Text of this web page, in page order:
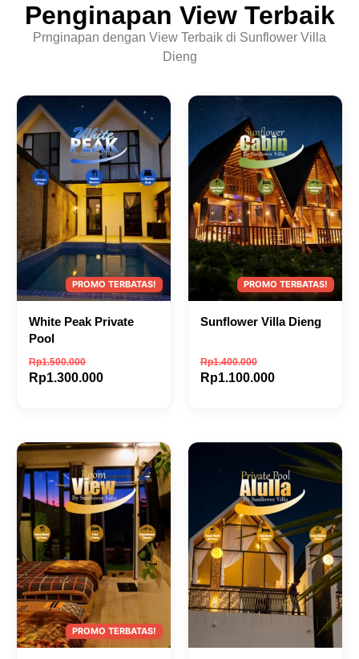
Penginapan View Terbaik
Prnginapan dengan View Terbaik di Sunflower Villa
Dieng
White Peak Private
Pool
Rp1.500.000
Rp1.300.000
Sunflower Villa Dieng
Rp1.400.000
Rp1.100.000